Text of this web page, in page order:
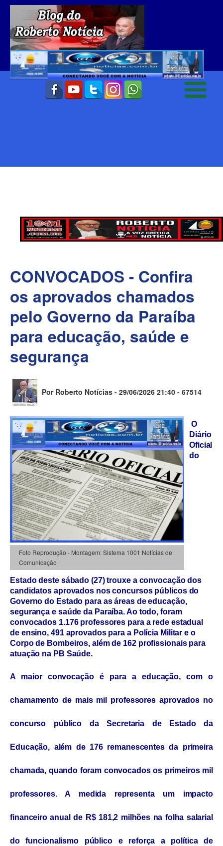
CONVOCADOS - Confira
os aprovados chamados
pelo Governo da Paraíba
para educação, saúde e
segurança
Por Roberto Notícias - 29/06/2026 21:40 - 67514
Foto Reprodução - Montagem: Sistema 1001 Notícias de
Comunicação
O
Diário
Oficial
do
Estado deste sábado (27) trouxe a convocação dos
candidatos aprovados nos concursos públicos do
Governo do Estado para as áreas de educação,
segurança e saúde da Paraíba. Ao todo, foram
convocados 1.176 professores para a rede estadual
de ensino, 491 aprovados para a Polícia Militar e o
Corpo de Bombeiros, além de 162 profissionais para
atuação na PB Saúde.
A maior convocação é para a educação, com o
chamamento de mais mil professores aprovados no
concurso público da Secretaria de Estado da
Educação, além de 176 remanescentes da primeira
chamada, quando foram convocados os primeiros mil
professores. A medida representa um impacto
financeiro anual de R$ 181,2 milhões na folha salarial
do funcionalismo público e reforça a política de